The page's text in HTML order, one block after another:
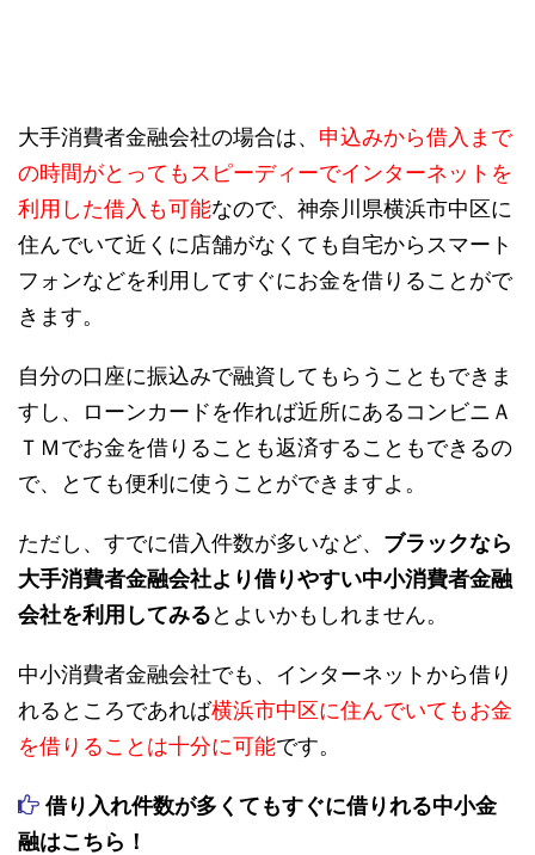
大手消費者金融会社の場合は、 申込みから借入まで
の時間がとってもスピーディーでインターネットを
利用した借入も可能なので、神奈川県横浜市中区に
住んでいて近くに店舗がなくても自宅からスマート
フォンなどを利用してすぐにお金を借りることがで
きます。
自分の口座に振込みで融資してもらうこともできま
すし、ローンカードを作れば近所にあるコンビニＡ
ＴＭでお金を借りることも返済することもできるの
で、とても便利に使うことができますよ。
ただし、すでに借入件数が多いなど、 ブラックなら
大手消費者金融会社より借りやすい中小消費者金融
会社を利用してみるとよいかもしれません。
中小消費者金融会社でも、インターネットから借り
れるところであれば横浜市中区に住んでいてもお金
を借りることは十分に可能です。
借り入れ件数が多くてもすぐに借りれる中小金
融はこちら！